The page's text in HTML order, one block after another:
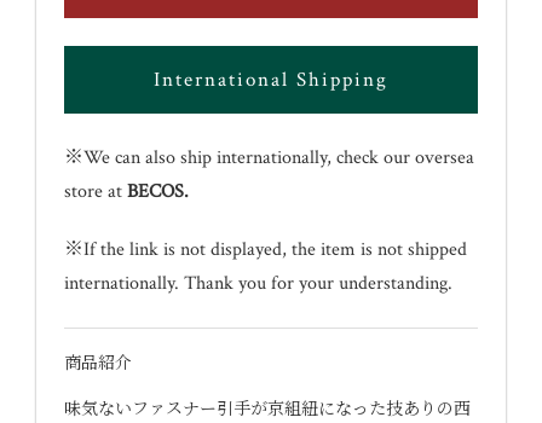
International Shipping
※We can also ship internationally, check our oversea
store atBECOS.
※If the link is not displayed, the item is not shipped
internationally. Thank you for your understanding.
商品紹介
味気ないファスナー引手が京組紐になった技ありの西